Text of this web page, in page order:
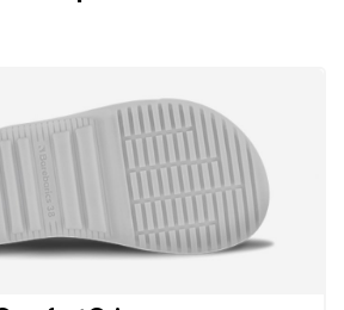
zadaných osobních údajů
podmínek a jejich zveřejněním.
zadaných osobních údajů